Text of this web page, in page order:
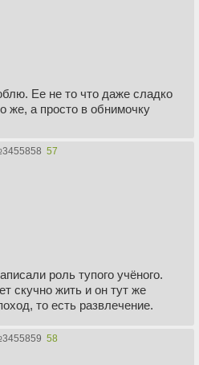
Ее не то что даже сладко
же, а просто в обнимочку
3455858 57
роль тупого учёного.
скучно жить и он тут же
то есть развлечение.
3455859 58